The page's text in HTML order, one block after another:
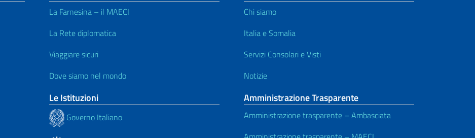
La Farnesina – il MAECI
La Rete diplomatica
Viaggiare sicuri
Dove siamo nel mondo
Le Istituzioni
Governo Italiano
Chi siamo
Italia e Somalia
Servizi Consolari e Visti
Notizie
Amministrazione Trasparente
Amministrazione trasparente – Ambasciata